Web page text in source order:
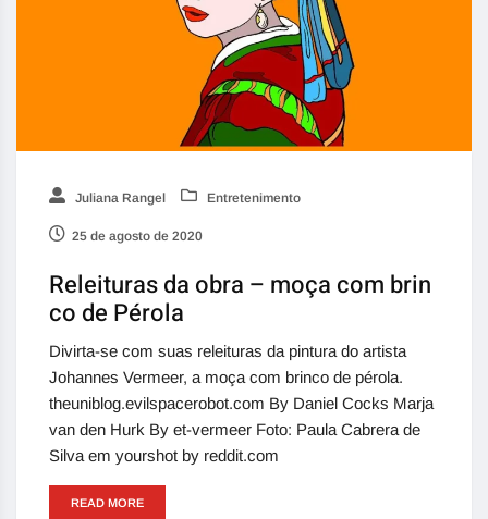
Juliana Rangel Entretenimento
25 de agosto de 2020
Releituras da obra – moça com brin
co de Pérola
Divirta-se com suas releituras da pintura do artista
Johannes Vermeer, a moça com brinco de pérola.
theuniblog.evilspacerobot.com By Daniel Cocks Marja
van den Hurk By et-vermeer Foto: Paula Cabrera de
Silva em yourshot by reddit.com
READ MORE